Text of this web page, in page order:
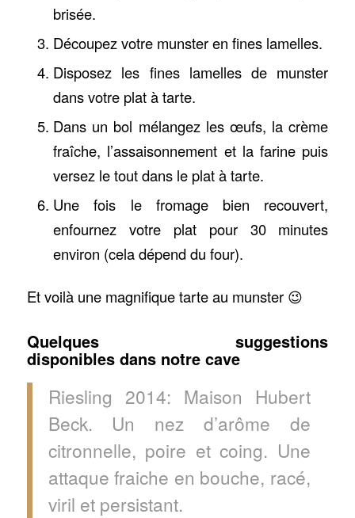
brisée.
Découpez votre munster en fines lamelles.
Disposez les fines lamelles de munster
dans votre plat à tarte.
Dans un bol mélangez les œufs, la crème
fraîche, l’assaisonnement et la farine puis
versez le tout dans le plat à tarte.
Une fois le fromage bien recouvert,
enfournez votre plat pour 30 minutes
environ (cela dépend du four).
Et voilà une magnifique tarte au munster 😉
Quelques suggestions
disponibles dans notre cave
Riesling 2014: Maison Hubert
Beck. Un nez d’arôme de
citronnelle, poire et coing. Une
attaque fraiche en bouche, racé,
viril et persistant.